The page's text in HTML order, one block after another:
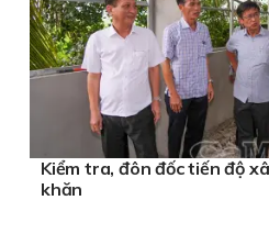
Kiểm tra, đôn đốc tiến độ
khăn